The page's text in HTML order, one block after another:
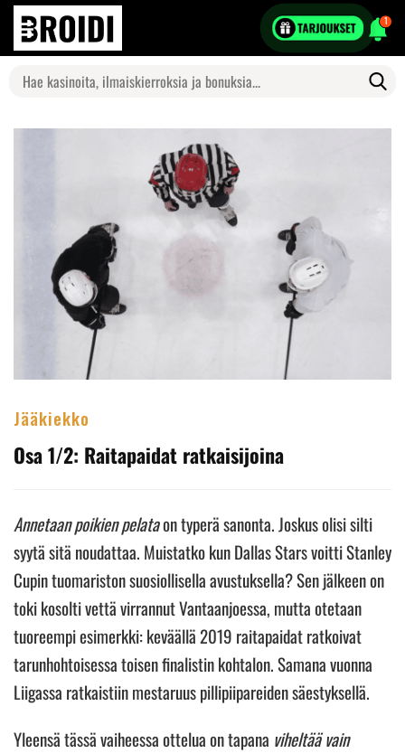
1
Search
Jääkiekko
Osa 1/2: Raitapaidat ratkaisijoina
Annetaan poikien pelataon typerä sanonta. Joskus olisi silti
syytä sitä noudattaa. Muistatko kun Dallas Stars voitti Stanley
Cupin tuomariston suosiollisella avustuksella? Sen jälkeen on
toki kosolti vettä virrannut Vantaanjoessa, mutta otetaan
tuoreempi esimerkki: keväällä 2019 raitapaidat ratkoivat
tarunhohtoisessa toisen finalistin kohtalon. Samana vuonna
Liigassa ratkaistiin mestaruus pillipiipareiden säestyksellä.
Yleensä tässä vaiheessa ottelua on tapana viheltää vain